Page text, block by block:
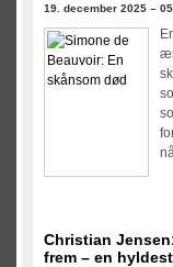
19. december 2025 –
Christian
frem – en